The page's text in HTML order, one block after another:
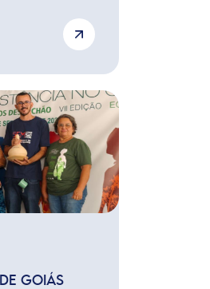
GOIÁS